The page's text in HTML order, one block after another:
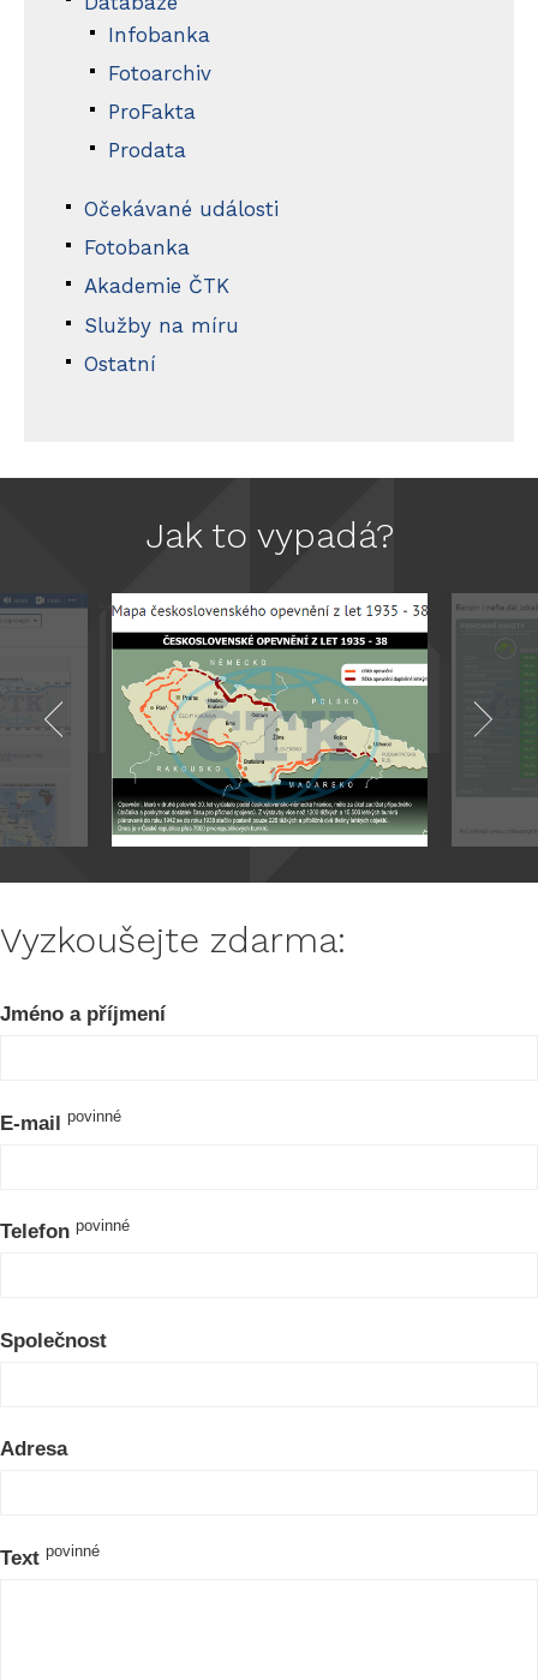
Infobanka
Fotoarchiv
ProFakta
Prodata
Očekávané události
Fotobanka
Akademie ČTK
Služby na míru
Ostatní
Jak to vypadá?
Vyzkoušejte zdarma: